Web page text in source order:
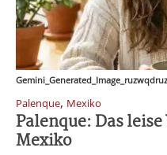
Palenque, Mexiko
Palenque: Das
Mexiko